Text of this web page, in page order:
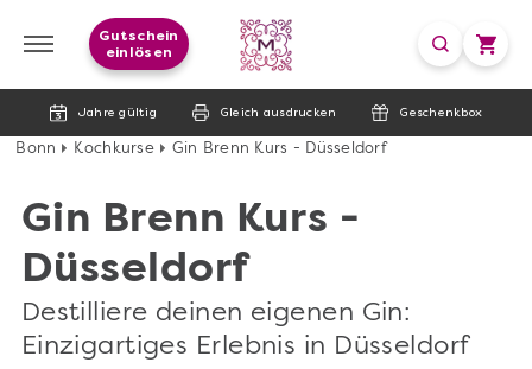
Jahre gültig Gleich ausdrucken Geschenkbox
Gutschein
einlösen
Bonn Kochkurse Gin Brenn Kurs - Düsseldorf
Gin Brenn Kurs -
Düsseldorf
Destilliere deinen eigenen Gin:
Einzigartiges Erlebnis in Düsseldorf